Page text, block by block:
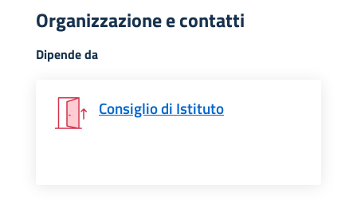
Organizzazione e contatti
Dipende da
Consiglio di Istituto